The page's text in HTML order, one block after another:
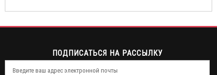
ПОДПИСАТЬСЯ НА РАССЫЛКУ